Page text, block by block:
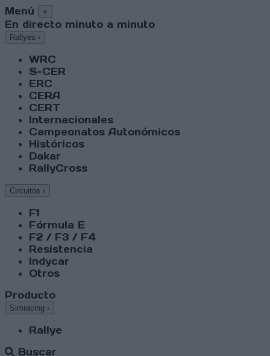
Menú ×
En directo minuto a minuto
Rallyes ›
WRC
S-CER
ERC
CERA
CERT
Internacionales
Campeonatos Autonómicos
Históricos
Dakar
RallyCross
Circuitos ›
F1
Fórmula E
F2 / F3 / F4
Resistencia
Indycar
Otros
Producto
Simracing ›
Rallye
Buscar